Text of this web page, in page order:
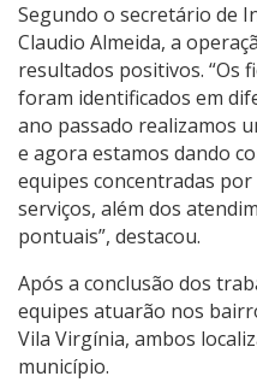
Segundo o secretário de
Claudio Almeida, a
resultados positivos. “Os
foram identificados em
ano passado realizamos
e agora estamos dando
equipes concentradas
serviços, além dos
pontuais”, destacou.
Após a conclusão dos
equipes atuarão nos
Vila Virgínia, ambos
município.